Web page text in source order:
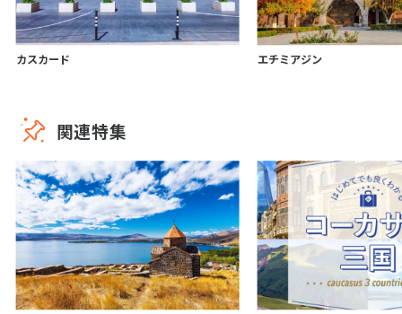
カスカード エチミアジン
関連特集